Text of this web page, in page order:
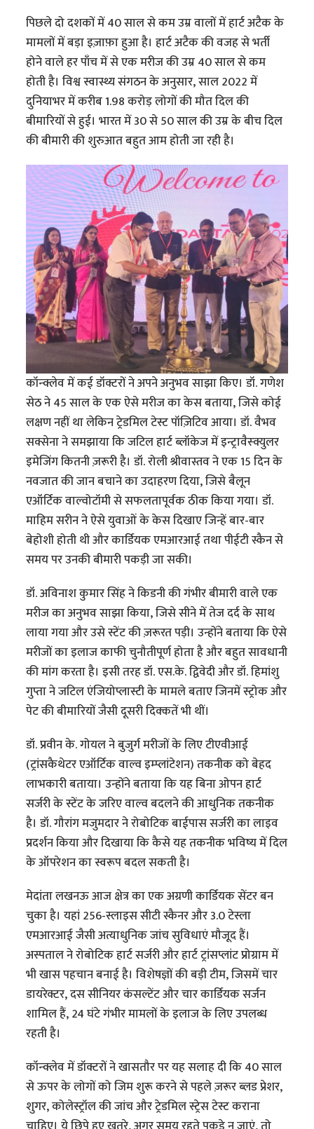
पिछले दो दशकों में 40 साल से कम उम्र वालों में हार्ट अटैक के
मामलों में बड़ा इज़ाफ़ा हुआ है। हार्ट अटैक की वजह से भर्ती
होने वाले हर पाँच में से एक मरीज की उम्र 40 साल से कम
होती है। विश्व स्वास्थ्य संगठन के अनुसार, साल 2022 में
दुनियाभर में करीब 1.98 करोड़ लोगों की मौत दिल की
बीमारियों से हुई। भारत में 30 से 50 साल की उम्र के बीच दिल
की बीमारी की शुरुआत बहुत आम होती जा रही है।
कॉन्क्लेव में कई डॉक्टरों ने अपने अनुभव साझा किए। डॉ. गणेश
सेठ ने 45 साल के एक ऐसे मरीज का केस बताया, जिसे कोई
लक्षण नहीं था लेकिन ट्रेडमिल टेस्ट पॉज़िटिव आया। डॉ. वैभव
सक्सेना ने समझाया कि जटिल हार्ट ब्लॉकेज में इन्ट्रावैस्क्युलर
इमेजिंग कितनी ज़रूरी है। डॉ. रोली श्रीवास्तव ने एक 15 दिन के
नवजात की जान बचाने का उदाहरण दिया, जिसे बैलून
एऑर्टिक वाल्वोटॉमी से सफलतापूर्वक ठीक किया गया। डॉ.
माहिम सरीन ने ऐसे युवाओं के केस दिखाए जिन्हें बार-बार
बेहोशी होती थी और कार्डियक एमआरआई तथा पीईटी स्कैन से
समय पर उनकी बीमारी पकड़ी जा सकी।
डॉ. अविनाश कुमार सिंह ने किडनी की गंभीर बीमारी वाले एक
मरीज का अनुभव साझा किया, जिसे सीने में तेज दर्द के साथ
लाया गया और उसे स्टेंट की ज़रूरत पड़ी। उन्होंने बताया कि ऐसे
मरीजों का इलाज काफी चुनौतीपूर्ण होता है और बहुत सावधानी
की मांग करता है। इसी तरह डॉ. एस.के. द्विवेदी और डॉ. हिमांशु
गुप्ता ने जटिल एंजियोप्लास्टी के मामले बताए जिनमें स्ट्रोक और
पेट की बीमारियों जैसी दूसरी दिक्कतें भी थीं।
डॉ. प्रवीन के. गोयल ने बुजुर्ग मरीजों के लिए टीएवीआई
(ट्रांसकैथेटर एऑर्टिक वाल्व इम्प्लांटेशन) तकनीक को बेहद
लाभकारी बताया। उन्होंने बताया कि यह बिना ओपन हार्ट
सर्जरी के स्टेंट के जरिए वाल्व बदलने की आधुनिक तकनीक
है। डॉ. गौरांग मजुमदार ने रोबोटिक बाईपास सर्जरी का लाइव
प्रदर्शन किया और दिखाया कि कैसे यह तकनीक भविष्य में दिल
के ऑपरेशन का स्वरूप बदल सकती है।
मेदांता लखनऊ आज क्षेत्र का एक अग्रणी कार्डियक सेंटर बन
चुका है। यहां 256-स्लाइस सीटी स्कैनर और 3.0 टेस्ला
एमआरआई जैसी अत्याधुनिक जांच सुविधाएं मौजूद हैं।
अस्पताल ने रोबोटिक हार्ट सर्जरी और हार्ट ट्रांसप्लांट प्रोग्राम में
भी खास पहचान बनाई है। विशेषज्ञों की बड़ी टीम, जिसमें चार
डायरेक्टर, दस सीनियर कंसल्टेंट और चार कार्डियक सर्जन
शामिल हैं, 24 घंटे गंभीर मामलों के इलाज के लिए उपलब्ध
रहती है।
कॉन्क्लेव में डॉक्टरों ने खासतौर पर यह सलाह दी कि 40 साल
से ऊपर के लोगों को जिम शुरू करने से पहले ज़रूर ब्लड प्रेशर,
शुगर, कोलेस्ट्रॉल की जांच और ट्रेडमिल स्ट्रेस टेस्ट कराना